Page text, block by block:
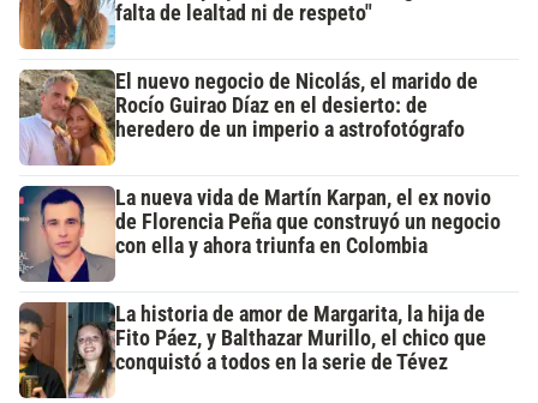
falta de lealtad ni de respeto"
El nuevo negocio de Nicolás, el marido de
Rocío Guirao Díaz en el desierto: de
heredero de un imperio a astrofotógrafo
La nueva vida de Martín Karpan, el ex novio
de Florencia Peña que construyó un negocio
con ella y ahora triunfa en Colombia
La historia de amor de Margarita, la hija de
Fito Páez, y Balthazar Murillo, el chico que
conquistó a todos en la serie de Tévez